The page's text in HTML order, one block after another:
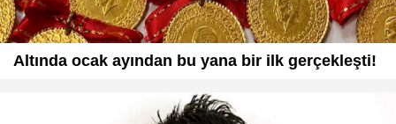
Altında ocak ayından bu yana bir ilk gerçekleşti!